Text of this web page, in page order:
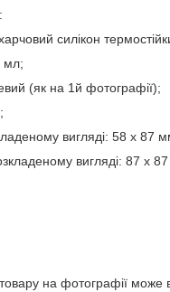
силікон
мл;
(як на 1й фотографії);
вигляді: 58 х 87
вигляді: 87 х
товару на фотографії може